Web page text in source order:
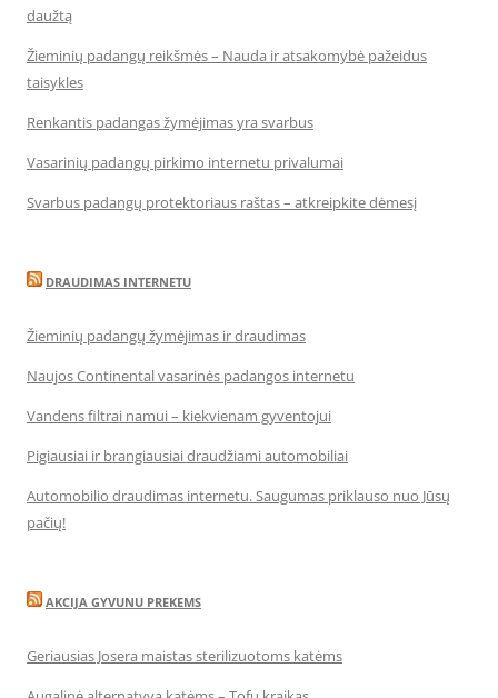
daužtą
Žieminių padangų reikšmės – Nauda ir atsakomybė pažeidus
taisykles
Renkantis padangas žymėjimas yra svarbus
Vasarinių padangų pirkimo internetu privalumai
Svarbus padangų protektoriaus raštas – atkreipkite dėmesį
DRAUDIMAS INTERNETU
Žieminių padangų žymėjimas ir draudimas
Naujos Continental vasarinės padangos internetu
Vandens filtrai namui – kiekvienam gyventojui
Pigiausiai ir brangiausiai draudžiami automobiliai
Automobilio draudimas internetu. Saugumas priklauso nuo Jūsų
pačių!
AKCIJA GYVUNU PREKEMS
Geriausias Josera maistas sterilizuotoms katėms